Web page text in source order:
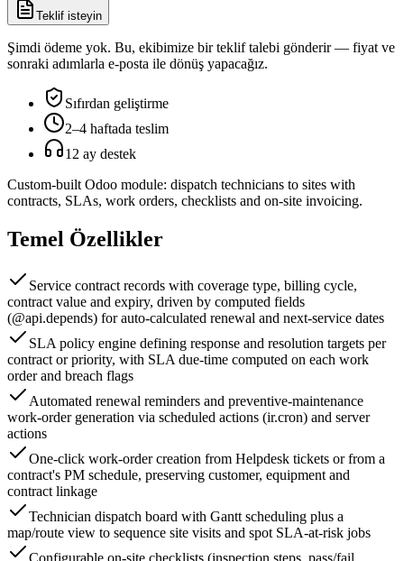
Teklif isteyin
Şimdi ödeme yok. Bu, ekibimize bir teklif talebi gönderir — fiyat ve
sonraki adımlarla e-posta ile dönüş yapacağız.
Sıfırdan geliştirme
2–4 haftada teslim
12 ay destek
Custom-built Odoo module: dispatch technicians to sites with
contracts, SLAs, work orders, checklists and on-site invoicing.
Temel Özellikler
Service contract records with coverage type, billing cycle,
contract value and expiry, driven by computed fields
(@api.depends) for auto-calculated renewal and next-service dates
SLA policy engine defining response and resolution targets per
contract or priority, with SLA due-time computed on each work
order and breach flags
Automated renewal reminders and preventive-maintenance
work-order generation via scheduled actions (ir.cron) and server
actions
One-click work-order creation from Helpdesk tickets or from a
contract's PM schedule, preserving customer, equipment and
contract linkage
Technician dispatch board with Gantt scheduling plus a
map/route view to sequence site visits and spot SLA-at-risk jobs